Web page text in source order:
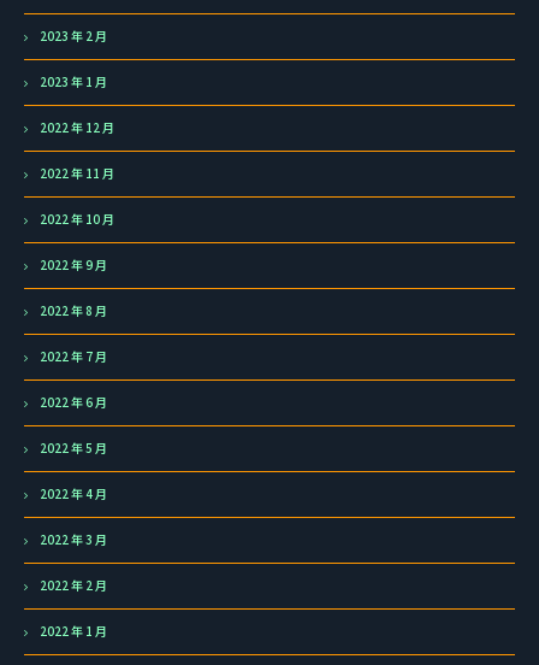
2023 年 2 月
2023 年 1 月
2022 年 12 月
2022 年 11 月
2022 年 10 月
2022 年 9 月
2022 年 8 月
2022 年 7 月
2022 年 6 月
2022 年 5 月
2022 年 4 月
2022 年 3 月
2022 年 2 月
2022 年 1 月